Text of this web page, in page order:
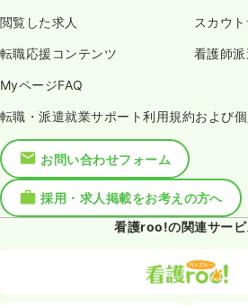
閲覧した求人 スカウ
転職応援コンテンツ 看護師派
MyページFAQ
転職・派遣就業サポート利用規約および
お問い合わせフォーム
採用・求人掲載をお考えの方へ
看護roo!の関連サービ